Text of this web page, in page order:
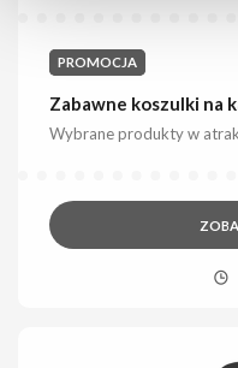
PROMOCJA
Zabawne koszulki na
Wybrane produkty w